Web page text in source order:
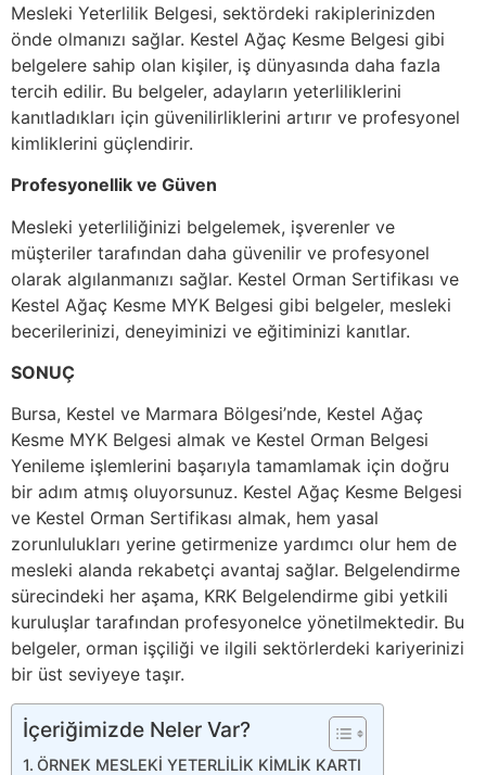
Mesleki Yeterlilik Belgesi, sektördeki rakiplerinizden
önde olmanızı sağlar. Kestel Ağaç Kesme Belgesi gibi
belgelere sahip olan kişiler, iş dünyasında daha fazla
tercih edilir. Bu belgeler, adayların yeterliliklerini
kanıtladıkları için güvenilirliklerini artırır ve profesyonel
kimliklerini güçlendirir.
Profesyonellik ve Güven
Mesleki yeterliliğinizi belgelemek, işverenler ve
müşteriler tarafından daha güvenilir ve profesyonel
olarak algılanmanızı sağlar. Kestel Orman Sertifikası ve
Kestel Ağaç Kesme MYK Belgesi gibi belgeler, mesleki
becerilerinizi, deneyiminizi ve eğitiminizi kanıtlar.
SONUÇ
Bursa, Kestel ve Marmara Bölgesi’nde, Kestel Ağaç
Kesme MYK Belgesi almak ve Kestel Orman Belgesi
Yenileme işlemlerini başarıyla tamamlamak için doğru
bir adım atmış oluyorsunuz. Kestel Ağaç Kesme Belgesi
ve Kestel Orman Sertifikası almak, hem yasal
zorunlulukları yerine getirmenize yardımcı olur hem de
mesleki alanda rekabetçi avantaj sağlar. Belgelendirme
sürecindeki her aşama, KRK Belgelendirme gibi yetkili
kuruluşlar tarafından profesyonelce yönetilmektedir. Bu
belgeler, orman işçiliği ve ilgili sektörlerdeki kariyerinizi
bir üst seviyeye taşır.
İçeriğimizde Neler Var?
ÖRNEK MESLEKİ YETERLİLİK KİMLİK KARTI